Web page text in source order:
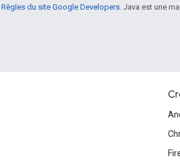
Règles du site Google Developers . Java est une